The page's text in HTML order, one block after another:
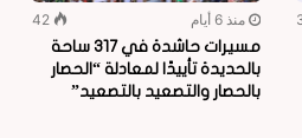
منذ 6 أيام
42
مسيرات حاشدة في 317 ساحة
بالحديدة تأييدًا لمعادلة “الحصار
بالحصار والتصعيد بالتصعيد”